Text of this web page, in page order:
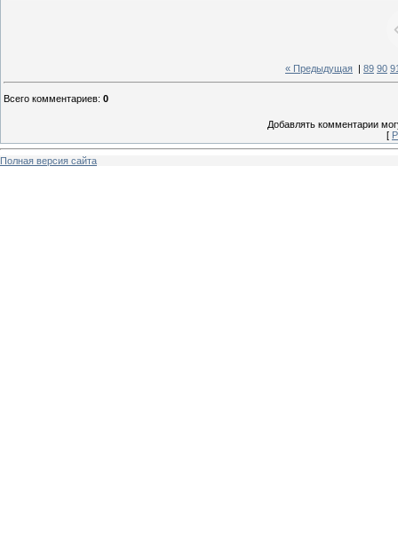
« Предыдущая 89 90
Всего комментариев: 0
Добавлять комментарии
[
Полная версия сайта